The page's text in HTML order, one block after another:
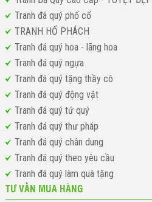
Tranh đá quý phố cổ
TRANH HỔ PHÁCH
Tranh đá quý hoa - lãng hoa
Tranh đá quý ngựa
Tranh đá quý tặng thầy cô
Tranh đá quý động vật
Tranh đá quý tứ quý
Tranh đá quý thư pháp
Tranh đá quý chân dung
Tranh đá quý theo yêu cầu
Tranh đá quý làm quà tặng
TƯ VẤN MUA HÀNG